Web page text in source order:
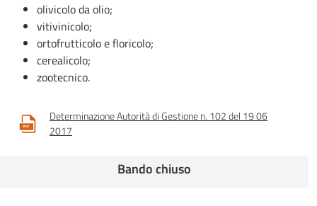
olivicolo da olio;
vitivinicolo;
ortofrutticolo e floricolo;
cerealicolo;
zootecnico.
Determinazione Autorità di Gestione n. 102 del 19 06
2017
Bando chiuso